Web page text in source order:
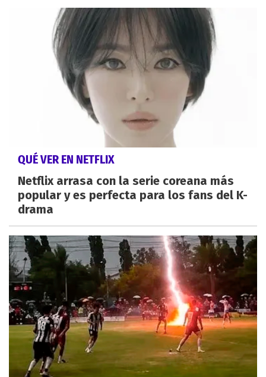
QUÉ VER EN NETFLIX
Netflix arrasa con la serie coreana más
popular y es perfecta para los fans del K-
drama